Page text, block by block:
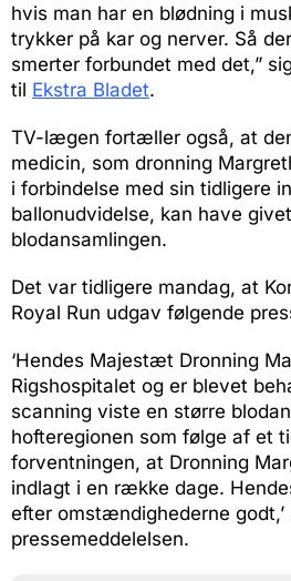
hvis man har en blødning i
trykker på kar og nerver. Så
smerter forbundet med det,”
til Ekstra Bladet.
TV-lægen fortæller også, at
medicin, som dronning
i forbindelse med sin tidligere
ballonudvidelse, kan have
blodansamlingen.
Det var tidligere mandag, at
Royal Run udgav følgende
‘Hendes Majestæt Dronning
Rigshospitalet og er blevet
scanning viste en større
hofteregionen som følge af et
forventningen, at Dronning
indlagt i en række dage.
efter omstændighederne godt,’
pressemeddelelsen.